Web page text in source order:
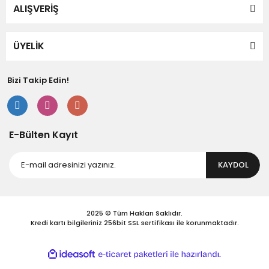
ALIŞVERİŞ
ÜYELİK
Bizi Takip Edin!
E-Bülten Kayıt
KAYDOL
2025 © Tüm Hakları Saklıdır.
Kredi kartı bilgileriniz 256bit SSL sertifikası ile korunmaktadır.
ideasoft
e-